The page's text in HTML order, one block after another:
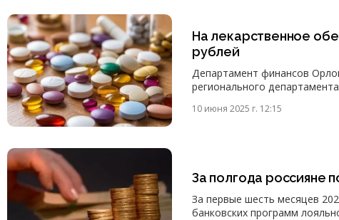
На лекарственное
рублей
Департамент финансов
регионального
10 июня 2025 г. 12:15
За полгода россияне
За первые шесть месяцев
банковских программ